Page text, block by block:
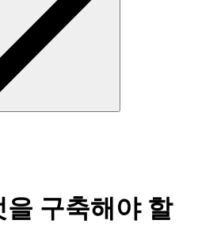
구축해야 할